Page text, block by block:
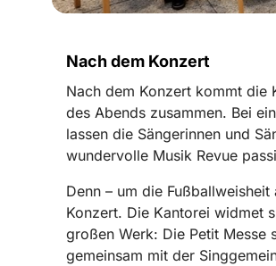
Nach dem Konzert
Nach dem Konzert kommt die
des Abends zusammen. Bei
lassen die Sängerinnen und
wundervolle Musik Revue
Denn – um die
Konzert. Die Kantorei widmet
großen Werk: Die Petit Messe
gemeinsam mit der